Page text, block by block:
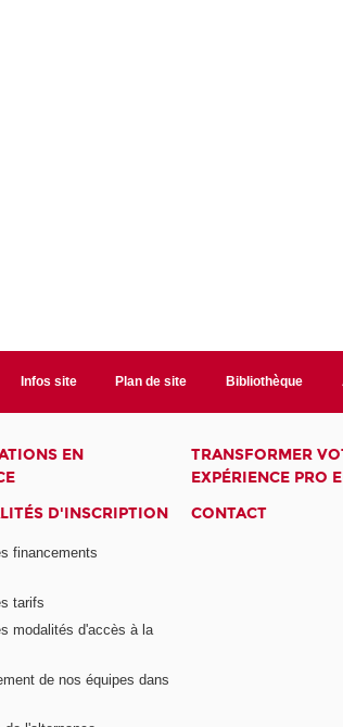
Infos site Plan de site Bibliothèque
EN
TRANSFORMER
EXPÉRIENCE PRO
D'INSCRIPTION
financements
tarifs
modalités d'accès à la
de nos équipes dans
CONTACT